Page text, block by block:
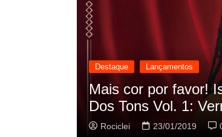
Destaque Lançamentos
Rashid vai buscar
sua nova música
Rociclei 22/01/2019